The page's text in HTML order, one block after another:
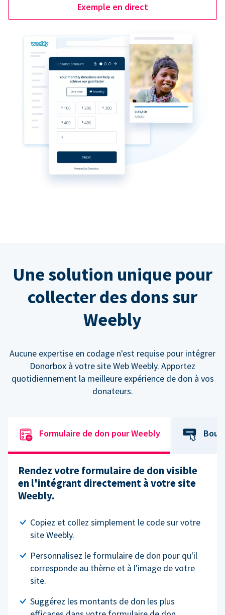
Exemple en direct
Une solution unique pour
collecter des dons sur
Weebly
Aucune expertise en codage n'est requise pour intégrer
Donorbox à votre site Web Weebly. Apportez
quotidiennement la meilleure expérience de don à vos
donateurs.
Formulaire de don pour Weebly
Rendez votre formulaire de don visible
en l'intégrant directement à votre site
Weebly.
Copiez et collez simplement le code sur votre
site Weebly.
Personnalisez le formulaire de don pour qu'il
corresponde au thème et à l'image de votre
site.
Suggérez les montants de don les plus